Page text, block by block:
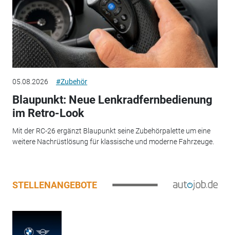
05.08.2026 #Zubehör
Blaupunkt: Neue Lenkradfernbedienung
im Retro-Look
Mit der RC-26 ergänzt Blaupunkt seine Zubehörpalette um eine
weitere Nachrüstlösung für klassische und moderne Fahrzeuge.
STELLENANGEBOTE